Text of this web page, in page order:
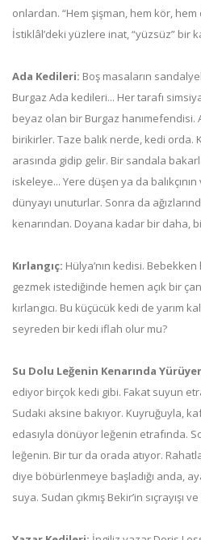
onlardan. “Hem şişman, hem kör,
İstiklâl’deki yüzlere inat, “yüzsüz” bir
Ada Kedileri: Boş masaların
Burgaz Ada kedileri... Her tarafı
beyaz olan bir Burgaz hanımefendisi.
birikirler. Taze balık nerde, kedi orda.
arasında gidip gelir. Bir sandala
iskeleye... Yere düşen ya da
dünyayı unuturlar. Sonra da
kenarından. Doyana kadar bir daha,
Kırlangıç: Hülya’nın kedisi.
gezmek istediğinde hemen açık bir
kırlangıcı. Bu küçücük kedi de yarım
seyreden bir kedi iflah olur mu?
Su Dolu Leğenin Kenarında
ediyor birçok kedi gibi. Fakat suyun
Sudaki aksine bakıyor. Kuyruğuyla,
edasıyla dönüyor leğenin etrafında.
leğenin. Bir tur da orada atıyor.
diye böbürlenmeye başladığı anda,
suya. Sudan çıkmış Bekir’in sıçrayışı